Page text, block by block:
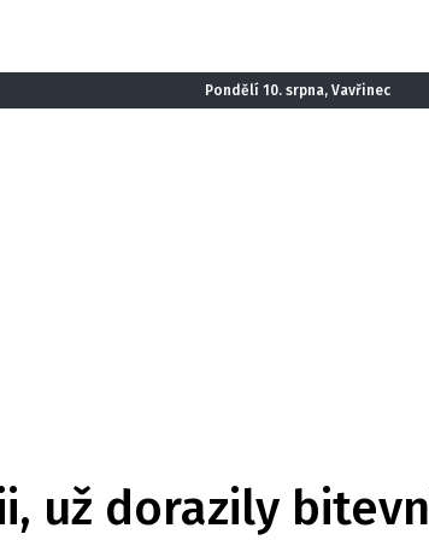
Pondělí 10. srpna, Vavřinec
už dorazily